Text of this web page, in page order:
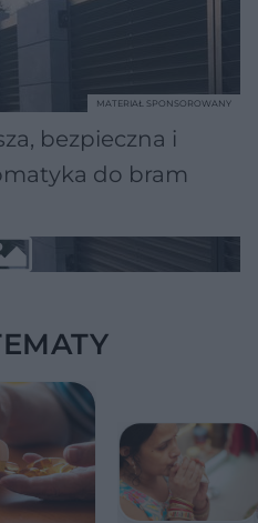
bezpieczna i
do bram
MATERIAŁ SPONSOROWANY